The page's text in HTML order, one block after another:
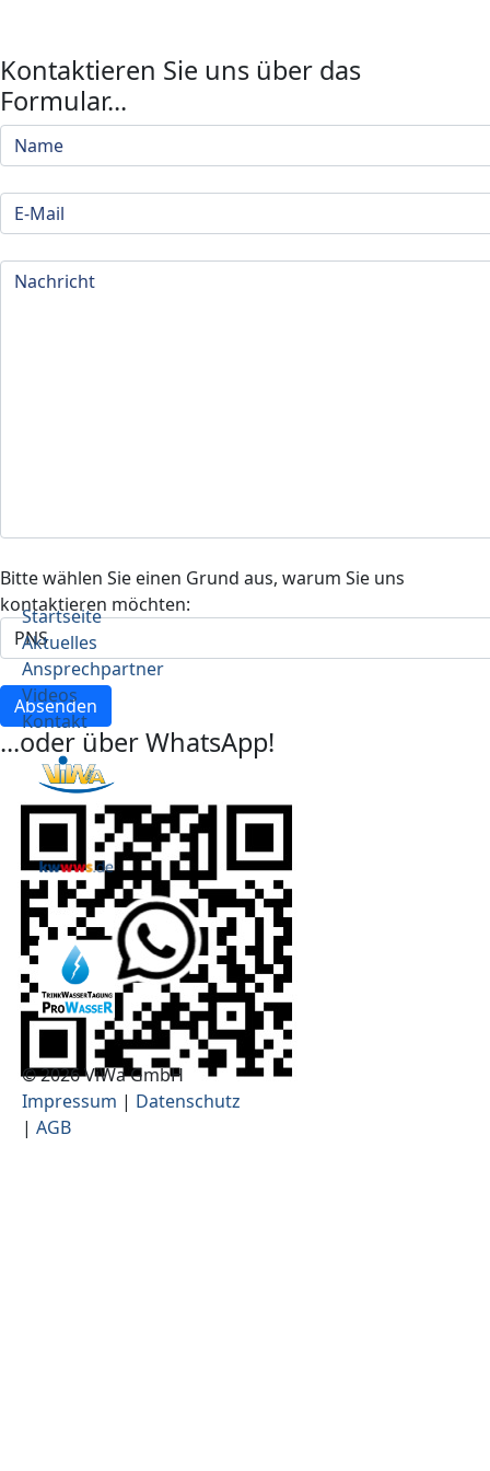
Startseite
Aktuelles
Ansprechpartner
Videos
Kontakt
© 2026 ViWa GmbH
Impressum | Datenschutz
| AGB
Kontaktieren Sie uns über das
Formular...
Bitte wählen Sie einen Grund aus, warum Sie uns
kontaktieren möchten:
Absenden
...oder über WhatsApp!